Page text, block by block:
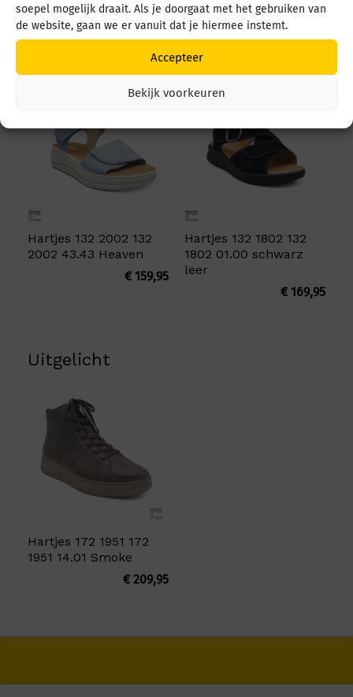
soepel mogelijk draait. Als je doorgaat met het gebruiken van
de website, gaan we er vanuit dat je hiermee instemt.
Accepteer
Bekijk voorkeuren
Hartjes 162 1144 162
1144 31 05.82 lavendel
Hartjes 132 2101 41 132
2101 41 40.40 Gold
Hartjes 132 2002 132
2002 43.43 Heaven
€159,95
Hartjes 132 1802 132
1802 01.00 schwarz
leer
€169,95
Uitgelicht
Hartjes 172 1951 172
1951 14.01 Smoke
€209,95